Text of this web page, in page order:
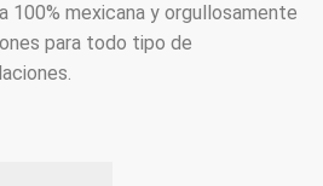
100% mexicana y orgullosamente
para todo tipo de